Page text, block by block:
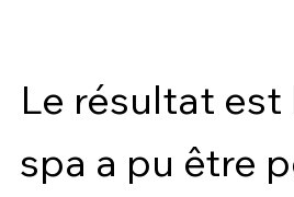
Le résultat est
spa a pu être